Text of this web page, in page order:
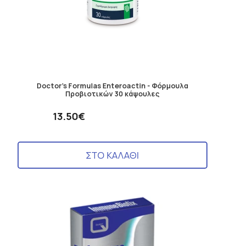
Doctor's Formulas Enteroactin - Φόρμουλα
Προβιοτικών 30 κάψουλες
13.50€
ΣΤΟ ΚΑΛΑΘΙ